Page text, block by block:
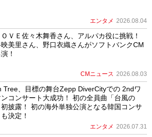
エンタメ 2026.08.04
ＯＶＥ佐々木舞香さん、アルパカ役に挑戦！
美里さん、野口衣織さんがソフトバンクCM
！
CMニュース 2026.08.03
Tree、目標の舞台Zepp DiverCityでの 2ndワ
ンコンサート大成功！ 初の全員曲「台風の
披露！ 初の海外単独公演となる韓国コンサ
決定！
エンタメ 2026.07.31